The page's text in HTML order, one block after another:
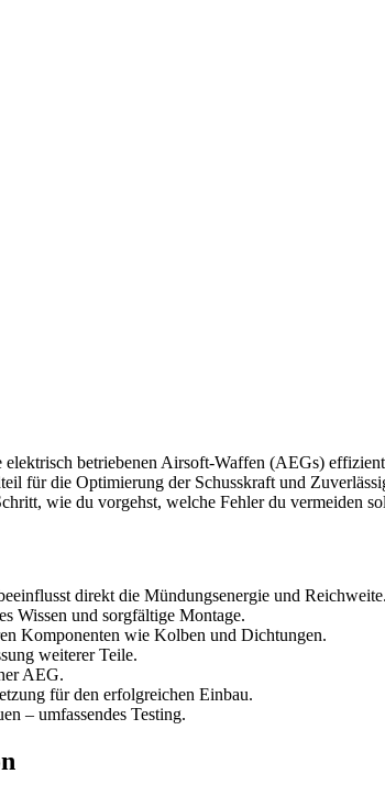
betriebenen Airsoft-Waffen (AEGs)
für die Optimierung der Schusskraft und
wie du vorgehst, welche Fehler du vermeiden
direkt die Mündungsenergie und Reichweite.
Wissen und sorgfältige Montage.
Komponenten wie Kolben und Dichtungen.
weiterer Teile.
AEG.
für den erfolgreichen Einbau.
– umfassendes Testing.